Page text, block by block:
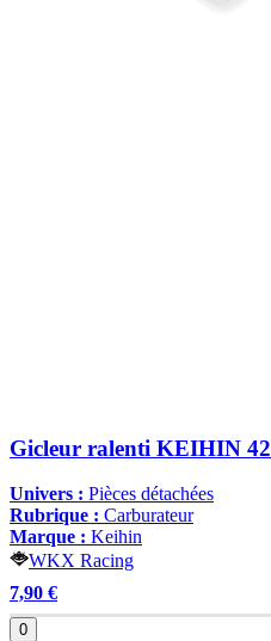
Gicleur ralenti KEIHIN 42
Univers : Pièces détachées
Rubrique : Carburateur
Marque : Keihin
WKX Racing
7,90 €
0